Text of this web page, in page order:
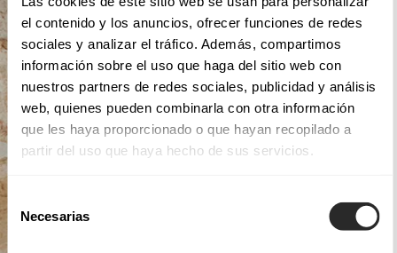
el contenido y los anuncios, ofrecer funciones de redes
sociales y analizar el tráfico. Además, compartimos
información sobre el uso que haga del sitio web con
nuestros partners de redes sociales, publicidad y análisis
web, quienes pueden combinarla con otra información
que les haya proporcionado o que hayan recopilado a
partir del uso que haya hecho de sus servicios.
Selección
Necesarias